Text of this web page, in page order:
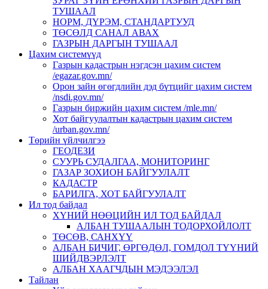
ТУШААЛ
НОРМ, ДҮРЭМ, СТАНДАРТУУД
ТӨСӨЛД САНАЛ АВАХ
ГАЗРЫН ДАРГЫН ТУШААЛ
Цахим системүүд
Газрын кадастрын нэгдсэн цахим систем
/egazar.gov.mn/
Орон зайн өгөгдлийн дэд бүтцийг цахим систем
/nsdi.gov.mn/
Газрын биржийн цахим систем /mle.mn/
Хот байгуулалтын кадастрын цахим систем
/urban.gov.mn/
Төрийн үйлчилгээ
ГЕОДЕЗИ
СУУРЬ СУДАЛГАА, МОНИТОРИНГ
ГАЗАР ЗОХИОН БАЙГУУЛАЛТ
КАДАСТР
БАРИЛГА, ХОТ БАЙГУУЛАЛТ
Ил тод байдал
ХҮНИЙ НӨӨЦИЙН ИЛ ТОД БАЙДАЛ
АЛБАН ТУШААЛЫН ТОДОРХОЙЛОЛТ
ТӨСӨВ, САНХҮҮ
АЛБАН БИЧИГ, ӨРГӨДӨЛ, ГОМДОЛ ТҮҮНИЙ
ШИЙДВЭРЛЭЛТ
АЛБАН ХААГЧДЫН МЭДЭЭЛЭЛ
Тайлан